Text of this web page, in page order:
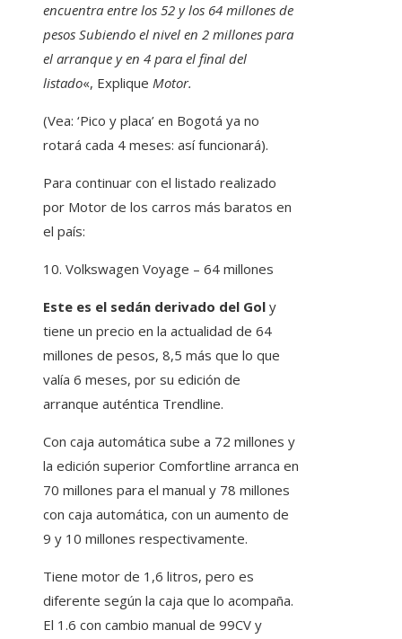
encuentra entre los 52 y los 64 millones de
pesos Subiendo el nivel en 2 millones para
el arranque y en 4 para el final del
listado«, Explique Motor.
(Vea: ‘Pico y placa’ en Bogotá ya no
rotará cada 4 meses: así funcionará).
Para continuar con el listado realizado
por Motor de los carros más baratos en
el país:
10. Volkswagen Voyage – 64 millones
Este es el sedán derivado del Gol y
tiene un precio en la actualidad de 64
millones de pesos, 8,5 más que lo que
valía 6 meses, por su edición de
arranque auténtica Trendline.
Con caja automática sube a 72 millones y
la edición superior Comfortline arranca en
70 millones para el manual y 78 millones
con caja automática, con un aumento de
9 y 10 millones respectivamente.
Tiene motor de 1,6 litros, pero es
diferente según la caja que lo acompaña.
El 1.6 con cambio manual de 99CV y